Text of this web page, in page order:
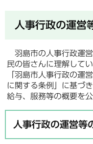
人事行政の運営
羽島市の人事行政運
民の皆さんに理解して
「羽島市人事行政の運
に関する条例」に基づ
給与、服務等の概要を公
人事行政の運営等